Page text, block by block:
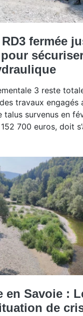
fermée
3 reste
travaux engagés
talus survenus en
700 euros, doit
en Savoie :
de